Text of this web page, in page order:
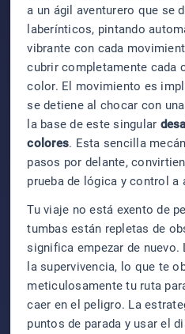
a un ágil aventurero que se
laberínticos, pintando
vibrante con cada
cubrir completamente cada
color. El movimiento es
se detiene al chocar con
la base de este singular
colores. Esta sencilla
pasos por delante,
prueba de lógica y control a
Tu viaje no está exento de
tumbas están repletas de
significa empezar de
la supervivencia, lo que te
meticulosamente tu ruta
caer en el peligro. La
puntos de parada y usar el